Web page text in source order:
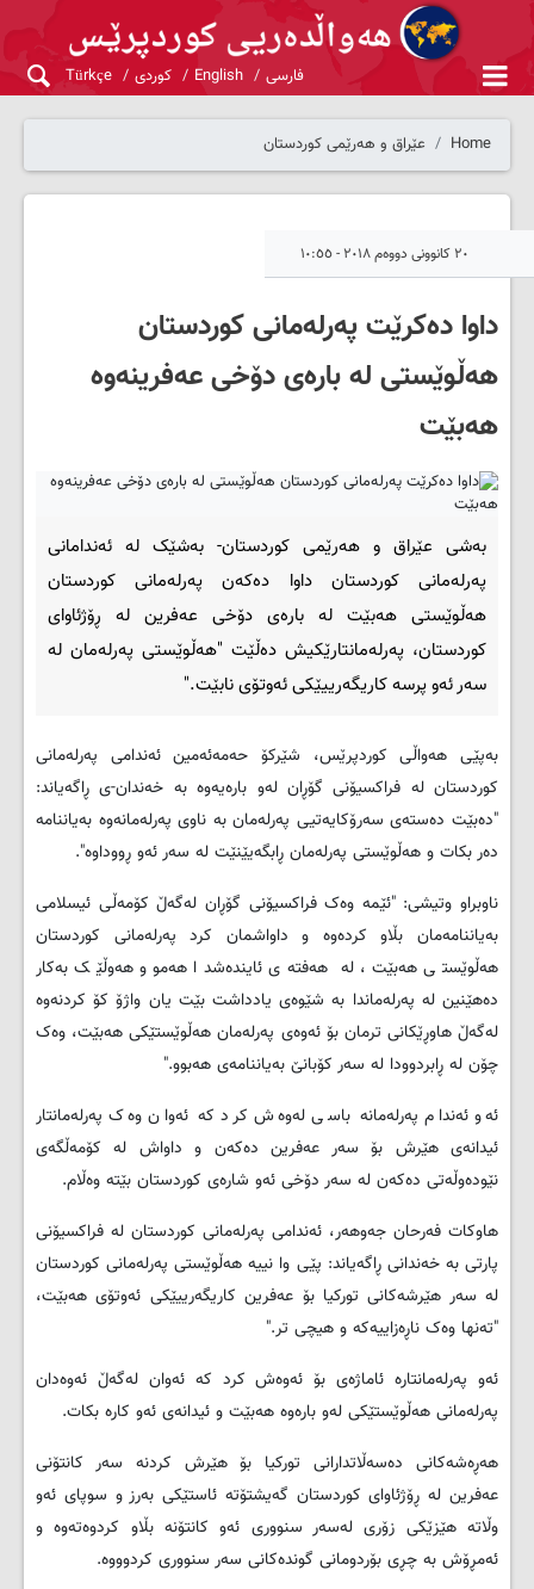
فارسی English کوردی Türkçe
Home عێراق و هەرێمی کوردستان
٢٠ کانوونی دووەم ٢٠١٨ - ١٠:٥٥
داوا ده‌کرێت په‌رله‌مانی کوردستان
هه‌ڵوێستی له‌ باره‌ی دۆخی عه‌فرینه‌وه‌
هه‌بێت
به‌شی عێراق و هه‌رێمی کوردستان- به‌شێک له‌ ئه‌ندامانی
په‌رله‌مانی کوردستان داوا ده‌که‌ن په‌رله‌مانی کوردستان
هه‌ڵوێستی هه‌بێت له‌ باره‌ی دۆخی عه‌فرین له‌ ڕۆژئاوای
کوردستان، په‌رله‌مانتارێکیش ده‌ڵێت "هه‌ڵوێستی په‌رله‌مان له‌
سه‌ر ئه‌و پرسه‌ کاریگه‌رییێکی ئه‌وتۆی نابێت."
به‌پێی هه‌واڵی کوردپرێس، شێرکۆ حه‌مه‌ئه‌مین ئه‌ندامی په‌رله‌مانی
کوردستان له‌ فراکسیۆنی گۆڕان له‌و باره‌یه‌وه‌ به‌ خه‌ندان-ی ڕاگه‌یاند:
"ده‌بێت ده‌سته‌ی سه‌رۆکایه‌تیی په‌رله‌مان به‌ ناوی په‌رله‌مانه‌وه‌ به‌یاننامه‌
ده‌ر بکات و هه‌ڵوێستی په‌رله‌مان ڕابگه‌یێنێت له‌ سه‌ر ئه‌و ڕووداوه‌".
ناوبراو وتیشی: "ئێمه‌ وه‌ک فراکسیۆنی گۆڕان له‌گه‌ڵ کۆمه‌ڵی ئیسلامی
به‌یاننامه‌مان بڵاو کرده‌وه‌ و داواشمان کرد په‌رله‌مانی کوردستان
هه‌ڵوێستی هه‌بێت، له‌ هه‌فته‌ی ئاینده‌شدا هه‌موو هه‌وڵێک به‌کار
ده‌هێنین له‌ په‌رله‌ماندا به‌ شێوه‌ی یادداشت بێت یان واژۆ کۆ کردنه‌وه‌
له‌گه‌ڵ هاوڕێکانی ترمان بۆ ئه‌وه‌ی په‌رله‌مان هه‌ڵوێستێکی هه‌بێت، وه‌ک
چۆن له‌ ڕابردوودا له‌ سه‌ر کۆبانێ به‌یاننامه‌ی هه‌بوو."
ئه‌و ئه‌ندام په‌رله‌مانه‌ باسی له‌وه‌ش کرد که‌ ئه‌وان وه‌ک په‌رله‌مانتار
ئیدانه‌ی هێرش بۆ سه‌ر عه‌فرین ده‌که‌ن و داواش له‌ کۆمه‌ڵگه‌ی
نێوده‌وڵه‌تی ده‌که‌ن له‌ سه‌ر دۆخی ئه‌و شاره‌ی کوردستان بێته‌ وه‌ڵام.
هاوکات فه‌رحان جه‌وهه‌ر، ئه‌ندامی په‌رله‌مانی کوردستان له‌ فراکسیۆنی
پارتی به‌ خه‌ندانی ڕاگه‌یاند: پێی وا نییه‌ هه‌ڵوێستی په‌رله‌مانی کوردستان
له‌ سه‌ر هێرشه‌کانی تورکیا بۆ عه‌فرین کاریگه‌رییێکی ئه‌وتۆی هه‌بێت،
"ته‌نها وه‌ک ناڕه‌زاییه‌که‌ و هیچی تر."
ئه‌و په‌رله‌مانتاره‌ ئاماژه‌ی بۆ ئه‌وه‌ش کرد که‌ ئه‌وان له‌گه‌ڵ ئه‌وه‌دان
په‌رله‌مانی هه‌ڵوێستێکی له‌و باره‌وه‌ هه‌بێت و ئیدانه‌ی ئه‌و کاره‌ بکات.
هه‌ڕه‌شه‌کانی ده‌سه‌ڵاتدارانی تورکیا بۆ هێرش کردنه‌ سه‌ر کانتۆنی
عه‌فرین له‌ ڕۆژئاوای کوردستان گه‌یشتۆته‌ ئاستێکی به‌رز و سوپای ئه‌و
وڵاته‌ هێزێکی زۆری له‌سه‌ر سنووری ئه‌و کانتۆنه‌ بڵاو کردوه‌ته‌وه‌ و
ئه‌مڕۆش به‌ چڕی بۆردومانی گونده‌کانی سه‌ر سنووری کردوووه‌.